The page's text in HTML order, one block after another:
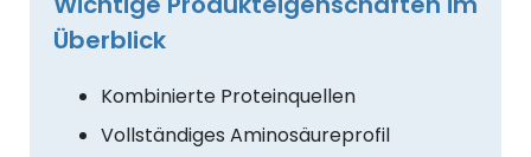
Überblick
Kombinierte Proteinquellen
Vollständiges Aminosäureprofil